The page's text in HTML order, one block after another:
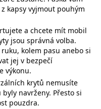
kapsy vyjmout pouhým
a chcete mít mobil
jsou správná volba.
kolem pasu anebo si
jej v bezpečí
výkonu.
krytů nemusíte
navrženy. Přesto si
pouzdra.